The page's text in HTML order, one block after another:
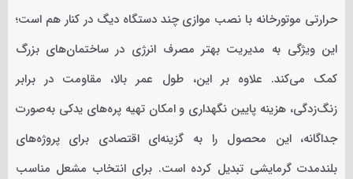
حرارتی موتورخانه با نصب موازی چند دستگاه دیگ در کنار هم است؛
این ویژگی به مدیریت بهتر مصرف انرژی در ساختمان‌های بزرگ
کمک می‌کند. علاوه بر این، طول عمر بالا، مقاومت در برابر
زنگ‌زدگی، هزینه پایین نگهداری و امکان تهیه پره‌های یدکی به‌صورت
جداگانه، این محصول را به گزینه‌ای اقتصادی برای پروژه‌های
بلندمدت گرمایشی تبدیل کرده است. برای انتخاب مشعل مناسب